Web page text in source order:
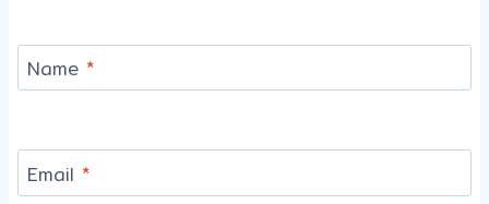
Name *
Email *